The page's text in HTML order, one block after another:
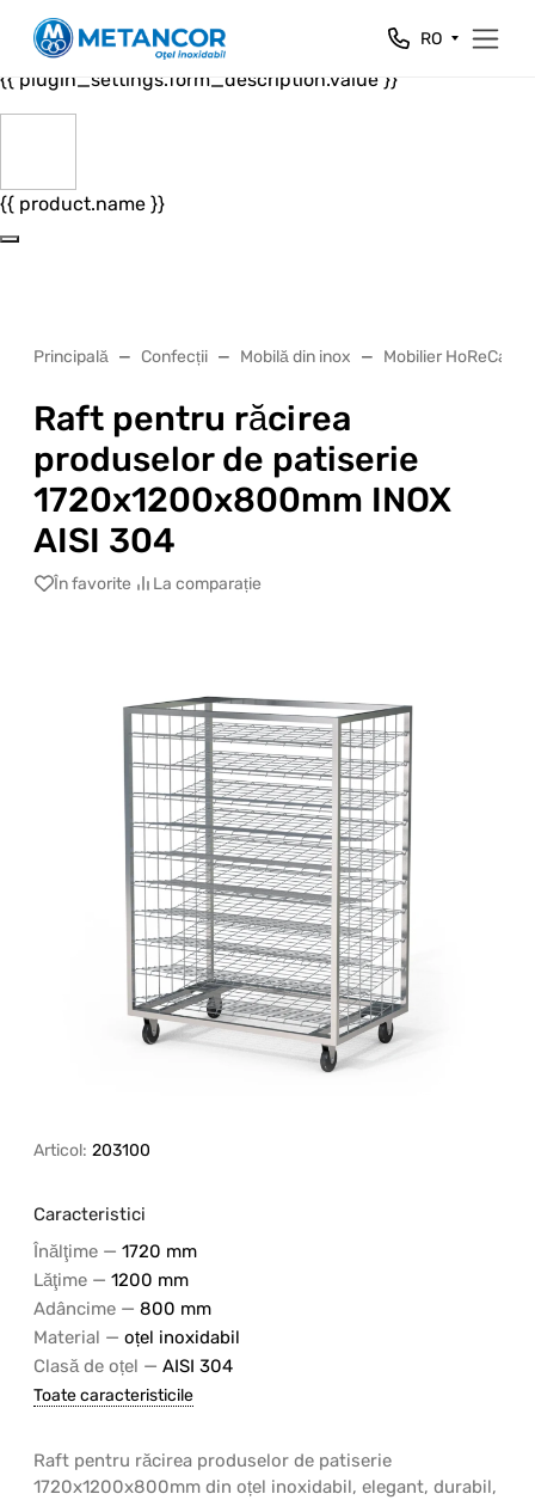
Close
{{ plugin_settings.form_header.value }}
{{ plugin_settings.form_description.value }}
{{ product.name }}
RO
Principală Confecții Mobilă din inox Mobilier HoReCa
Raft pentru răcirea
produselor de patiserie
1720x1200x800mm INOX
AISI 304
În favorite La comparație
Articol: 203100
Caracteristici
Înălţime — 1720 mm
Lăţime — 1200 mm
Adâncime — 800 mm
Material — oțel inoxidabil
Clasă de oțel — AISI 304
Toate caracteristicile
Raft pentru răcirea produselor de patiserie
1720x1200x800mm din oțel inoxidabil, elegant, durabil,